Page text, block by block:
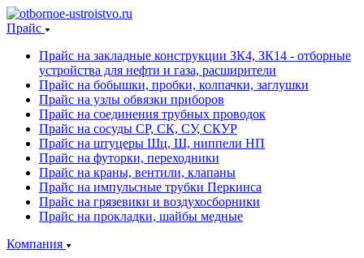
Прайс
Прайс на закладные конструкции ЗК4, ЗК14 - отборные
устройства для нефти и газа, расширители
Прайс на бобышки, пробки, колпачки, заглушки
Прайс на узлы обвязки приборов
Прайс на соединения трубных проводок
Прайс на сосуды СР, СК, СУ, СКУР
Прайс на штуцеры Шц, Ш, ниппели НП
Прайс на футорки, переходники
Прайс на краны, вентили, клапаны
Прайс на импульсные трубки Перкинса
Прайс на грязевики и воздухосборники
Прайс на прокладки, шайбы медные
Компания